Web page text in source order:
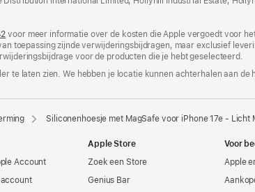
(wordt
in
nieuw
geopend)
voor meer informatie over de kosten die Apple vergoedt voor
toepassing zijnde verwijderingsbijdragen, maar exclusief
voor de producten die je hebt geselecteerd.
te laten zien. We hebben je locatie kunnen achterhalen aan
Siliconenhoesje met MagSafe voor iPhone 17e - Licht
Account
Apple Store
Zoek een Store
Genius Bar
Voor
Apple